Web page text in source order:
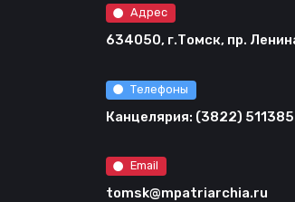
Адрес
634050, г.Томск, пр.
Телефоны
Канцелярия: (3822) 511385
Email
tomsk@mpatriarchia.ru